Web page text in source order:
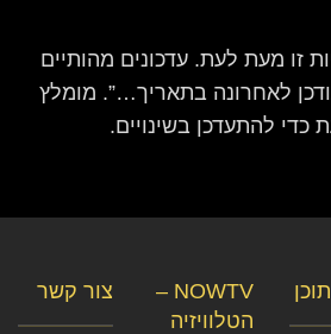
זו מעת לעת. עדכונים מהותיים
לאחרונה בתאריך…”. מומלץ
כדי להתעדכן בשינויים.
צור קשר
NOWTV –
הטלוויזיה